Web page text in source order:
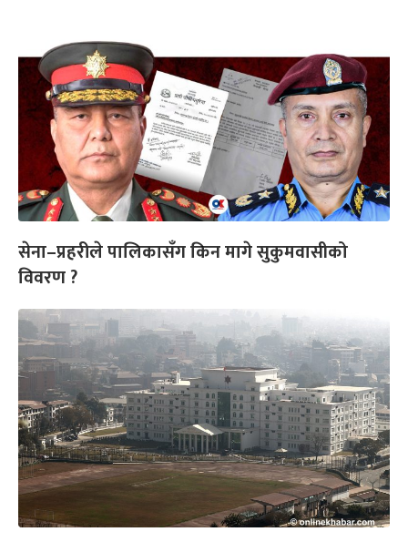
सेना–प्रहरीले पालिकासँग किन मागे सुकुमवासीको
विवरण ?